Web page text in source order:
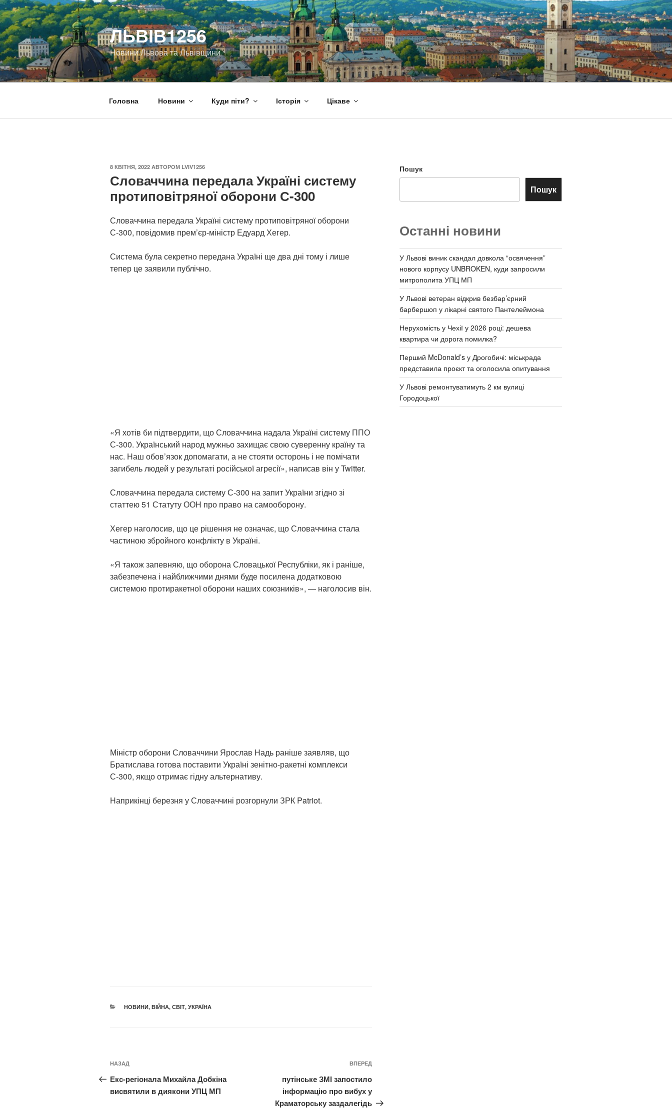
Перейти
до
вмісту
ЛЬВІВ1256
Новини Львова та Львівщини
Головна Новини Куди піти? Історія Цікаве
ОПУБЛІКОВАНО
8 КВІТНЯ, 2022 АВТОРОМ LVIV1256
Словаччина передала Україні систему
протиповітряної оборони С-300
Словаччина передала Україні систему протиповітряної оборони
С-300, повідомив прем’єр-міністр Едуард Хегер.
Система була секретно передана Україні ще два дні тому і лише
тепер це заявили публічно.
«Я хотів би підтвердити, що Словаччина надала Україні систему ППО
С-300. Український народ мужньо захищає свою суверенну країну та
нас. Наш обов’язок допомагати, а не стояти осторонь і не помічати
загибель людей у результаті російської агресії», написав він у Twitter.
Словаччина передала систему С-300 на запит України згідно зі
статтею 51 Статуту ООН про право на самооборону.
Хегер наголосив, що це рішення не означає, що Словаччина стала
частиною збройного конфлікту в Україні.
«Я також запевняю, що оборона Словацької Республіки, як і раніше,
забезпечена і найближчими днями буде посилена додатковою
системою протиракетної оборони наших союзників», — наголосив він.
Міністр оборони Словаччини Ярослав Надь раніше заявляв, що
Братислава готова поставити Україні зенітно-ракетні комплекси
С-300, якщо отримає гідну альтернативу.
Наприкінці березня у Словаччині розгорнули ЗРК Patriot.
КАТЕГОРІЇ
НОВИНИ, ВІЙНА, СВІТ, УКРАЇНА
Навігація
записів
Попередній
запис:
НАЗАД
Екс-регіонала Михайла Добкіна
висвятили в диякони УПЦ МП
Наступний
запис
ВПЕРЕД
путінське ЗМІ запостило
інформацію про вибух у
Краматорську заздалегідь
Пошук
Пошук
Останні новини
У Львові виник скандал довкола “освячення”
нового корпусу UNBROKEN, куди запросили
митрополита УПЦ МП
У Львові ветеран відкрив безбар’єрний
барбершоп у лікарні святого Пантелеймона
Нерухомість у Чехії у 2026 році: дешева
квартира чи дорога помилка?
Перший McDonald’s у Дрогобичі: міськрада
представила проєкт та оголосила опитування
У Львові ремонтуватимуть 2 км вулиці
Городоцької